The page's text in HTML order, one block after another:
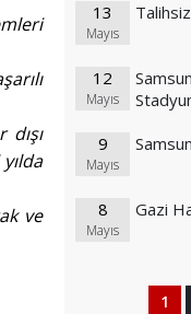
ve
13
Mayıs
12
Mayıs
9
Mayıs
8
Mayıs
Gazi
1